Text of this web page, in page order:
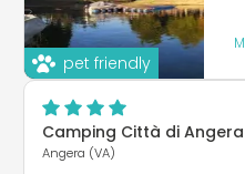
pet friendly
Camping Città di Angera
Angera (VA)